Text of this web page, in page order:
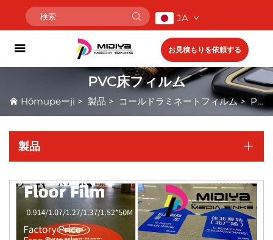
JA
お見積もりを依頼する
PVC床フィルム
Hōmupeーji > 製品 > コールドラミネートフィルム> PVC床フィルム
製品